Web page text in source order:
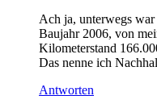
Ach ja, unterwegs
Baujahr 2006, von
Kilometerstand
Das nenne ich
Antworten